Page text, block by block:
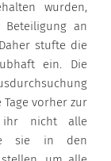
wurden,
an
stufte die
ein. Die
Tage vorher zur
ihr nicht alle
sie in den